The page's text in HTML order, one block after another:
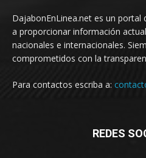
DajabonEnLinea.net es un portal
a proporcionar información
nacionales e internacionales.
comprometidos con la
Para contactos escriba a:
REDES